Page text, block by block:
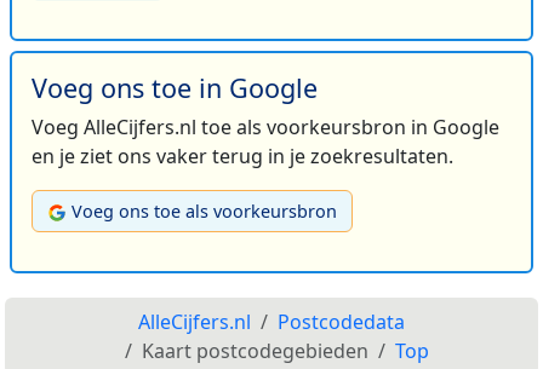
Voeg ons toe in Google
Voeg AlleCijfers.nl toe als voorkeursbron in Google
en je ziet ons vaker terug in je zoekresultaten.
Voeg ons toe als voorkeursbron
AlleCijfers.nl
Postcodedata
Kaart postcodegebieden
Top